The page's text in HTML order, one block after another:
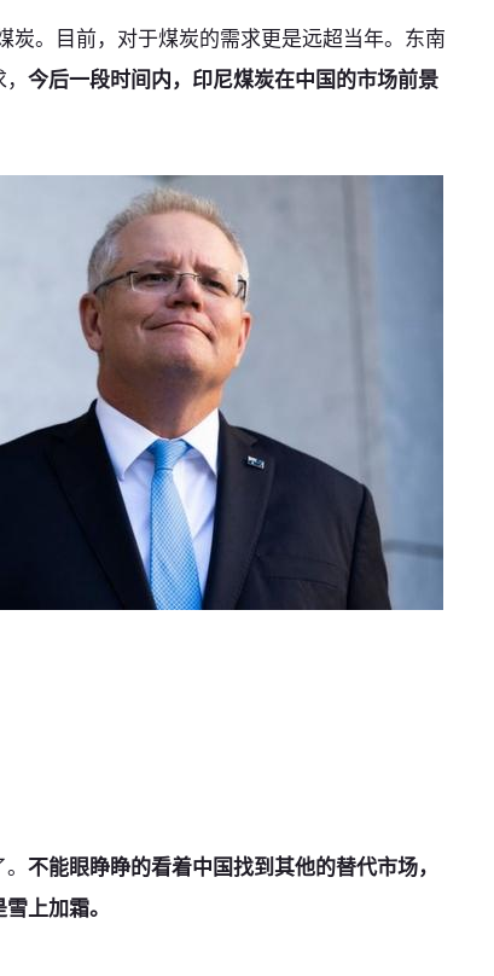
。目前，对于煤炭的需求更是远超当年。东南
今后一段时间内，印尼煤炭在中国的市场前景
不能眼睁睁的看着中国找到其他的替代市场，
上加霜。